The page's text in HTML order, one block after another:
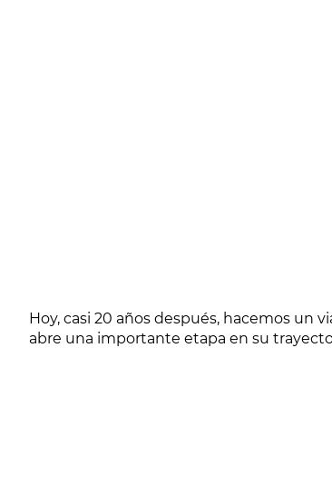
Hoy, casi 20 años después, hacemos un
abre una importante etapa en su